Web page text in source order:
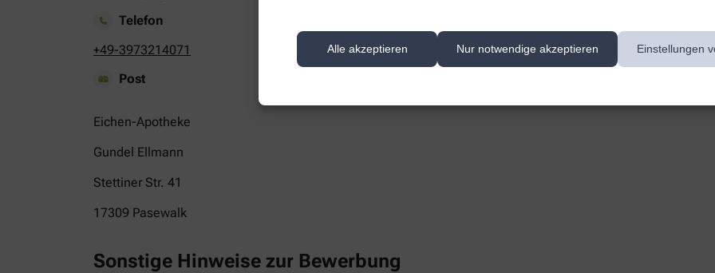
Alle akzeptieren Nur notwendige akzeptieren Einstellungen
Telefon
+49-3973214071
Post
Eichen-Apotheke
Gundel Ellmann
Stettiner Str. 41
17309 Pasewalk
Sonstige Hinweise zur Bewerbung